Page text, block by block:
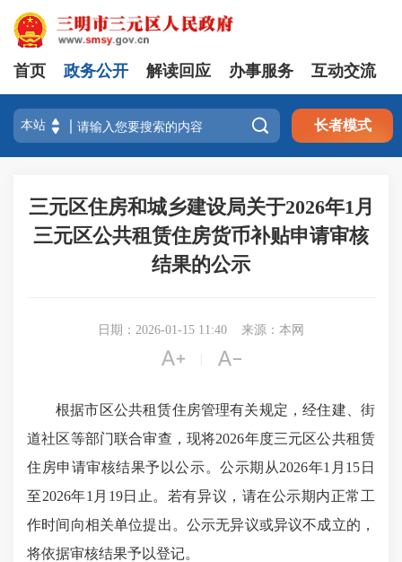
首页 政务公开 解读回应 办事服务 互动交流
 长者模式
三元区住房和城乡建设局关于2026年1月
三元区公共租赁住房货币补贴申请审核
结果的公示
日期：2026-01-15 11:40 来源：本网
 
根据市区公共租赁住房管理有关规定，经住建、街
道社区等部门联合审查，现将2026年度三元区公共租赁
住房申请审核结果予以公示。公示期从2026年1月15日
至2026年1月19日止。若有异议，请在公示期内正常工
作时间向相关单位提出。公示无异议或异议不成立的，
将依据审核结果予以登记。